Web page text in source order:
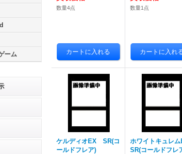
ーム
数量4点 数量1点
ケルディオEX SR(コ
ールドフレア)
ホワイトキュレ
SR(コールドフレ